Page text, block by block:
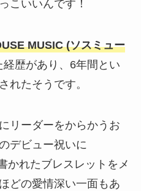
こいいんです！
MUSIC (ソスミュー
経歴があり、6年間とい
れたそうです。
リーダーをからかうお
デビュー祝いに
かれたブレスレットをメ
どの愛情深い一面もあ